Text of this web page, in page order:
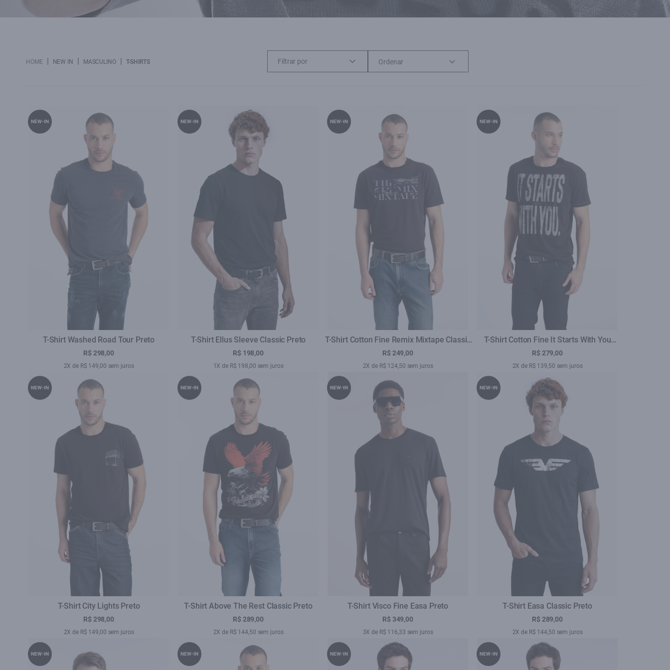
HOME | NEW IN | MASCULINO | T-SHIRTS Filtrar por
T-Shirt Washed Road Tour Preto
R$ 298,00
2X de R$ 149,00 sem juros
NEW-IN
T-Shirt Ellus Sleeve Classic Preto
R$ 198,00
1X de R$ 198,00 sem juros
NEW-IN
T-Shirt Cotton Fine Remix Mixtape Classic
Preto
R$ 249,00
2X de R$ 124,50 sem juros
NEW-IN
T-Shirt Cotton Fine It Starts With You
Classic Preto
R$ 279,00
2X de R$ 139,50 sem juros
NEW-IN
T-Shirt City Lights Preto
R$ 298,00
2X de R$ 149,00 sem juros
NEW-IN
T-Shirt Above The Rest Classic Preto
R$ 289,00
2X de R$ 144,50 sem juros
NEW-IN
T-Shirt Visco Fine Easa Preto
R$ 349,00
3X de R$ 116,33 sem juros
NEW-IN
T-Shirt Easa Classic Preto
R$ 289,00
2X de R$ 144,50 sem juros
NEW-IN
NEW-IN NEW-IN NEW-IN NEW-IN